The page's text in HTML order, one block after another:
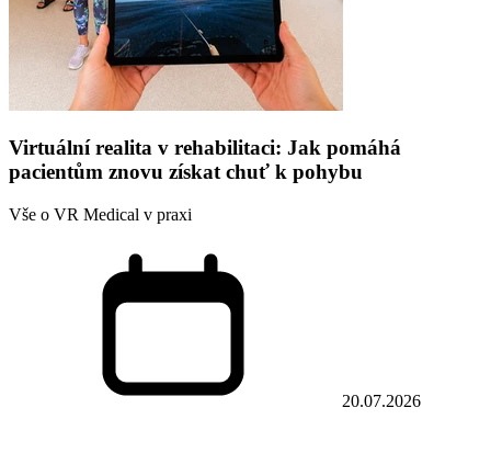
Virtuální realita v rehabilitaci: Jak pomáhá
pacientům znovu získat chuť k pohybu
Vše o VR Medical v praxi
20.07.2026